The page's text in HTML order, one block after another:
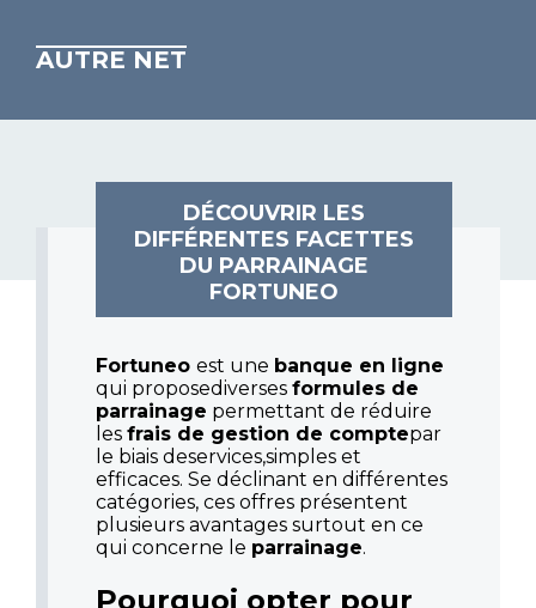
AUTRE NET
DÉCOUVRIR LES
DIFFÉRENTES FACETTES
DU PARRAINAGE
FORTUNEO
Fortuneo est une banque en ligne
qui proposediverses formules de
parrainage permettant de réduire
les frais de gestion de comptepar
le biais deservices,simples et
efficaces. Se déclinant en différentes
catégories, ces offres présentent
plusieurs avantages surtout en ce
qui concerne le parrainage.
Pourquoi opter pour